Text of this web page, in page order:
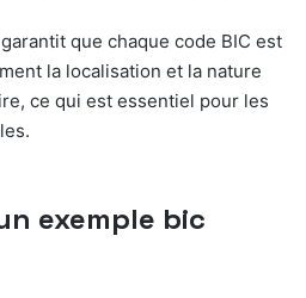
que chaque code BIC est
la localisation et la nature
ce qui est essentiel pour les
exemple bic